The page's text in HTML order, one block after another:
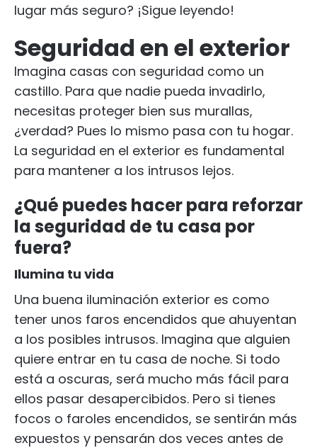
lugar más seguro? ¡Sigue leyendo!
Seguridad en el exterior
Imagina casas con seguridad como un
castillo. Para que nadie pueda invadirlo,
necesitas proteger bien sus murallas,
¿verdad? Pues lo mismo pasa con tu hogar.
La seguridad en el exterior es fundamental
para mantener a los intrusos lejos.
¿Qué puedes hacer para reforzar
la seguridad de tu casa por
fuera?
Ilumina tu vida
Una buena iluminación exterior es como
tener unos faros encendidos que ahuyentan
a los posibles intrusos. Imagina que alguien
quiere entrar en tu casa de noche. Si todo
está a oscuras, será mucho más fácil para
ellos pasar desapercibidos. Pero si tienes
focos o faroles encendidos, se sentirán más
expuestos y pensarán dos veces antes de